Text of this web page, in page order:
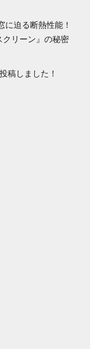
に迫る断熱性能！
クリーン』の秘密
稿しました！